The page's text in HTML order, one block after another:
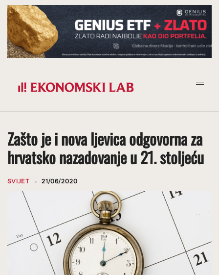
Prijeđi
na
sadržaj
Zašto je i nova ljevica odgovorna za
hrvatsko nazadovanje u 21. stoljeću
SVIJET 21/06/2020